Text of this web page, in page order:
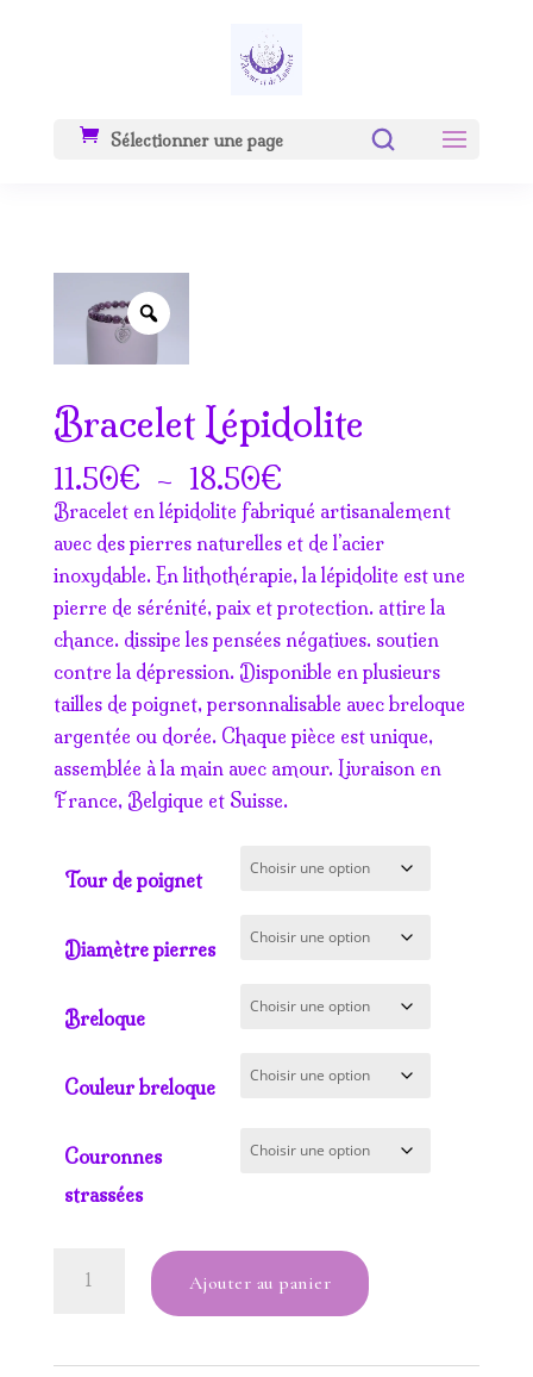
Sélectionner une page
Zoom
Bracelet Lépidolite
11.50€ – 18.50€Plage
de
prix :
11.50€
à
18.50€
Bracelet en lépidolite fabriqué artisanalement
avec des pierres naturelles et de l’acier
inoxydable. En lithothérapie, la lépidolite est une
pierre de sérénité, paix et protection. attire la
chance. dissipe les pensées négatives. soutien
contre la dépression. Disponible en plusieurs
tailles de poignet, personnalisable avec breloque
argentée ou dorée. Chaque pièce est unique,
assemblée à la main avec amour. Livraison en
France, Belgique et Suisse.
Tour de poignet
Diamètre pierres
Breloque
Couleur breloque
Couronnes
strassées
Ajouter au panier